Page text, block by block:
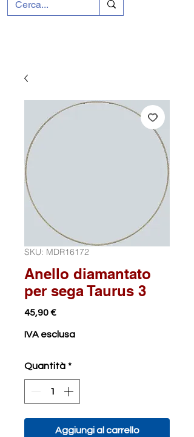
SKU: MDR16172
Anello diamantato
per sega Taurus 3
45,90 €Prezzo
IVA esclusa
Quantità *
Aggiungi al carrello